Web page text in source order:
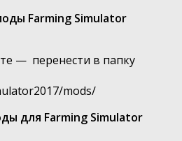
Farming Simulator
— перенести в папку
mods/
для Farming Simulator